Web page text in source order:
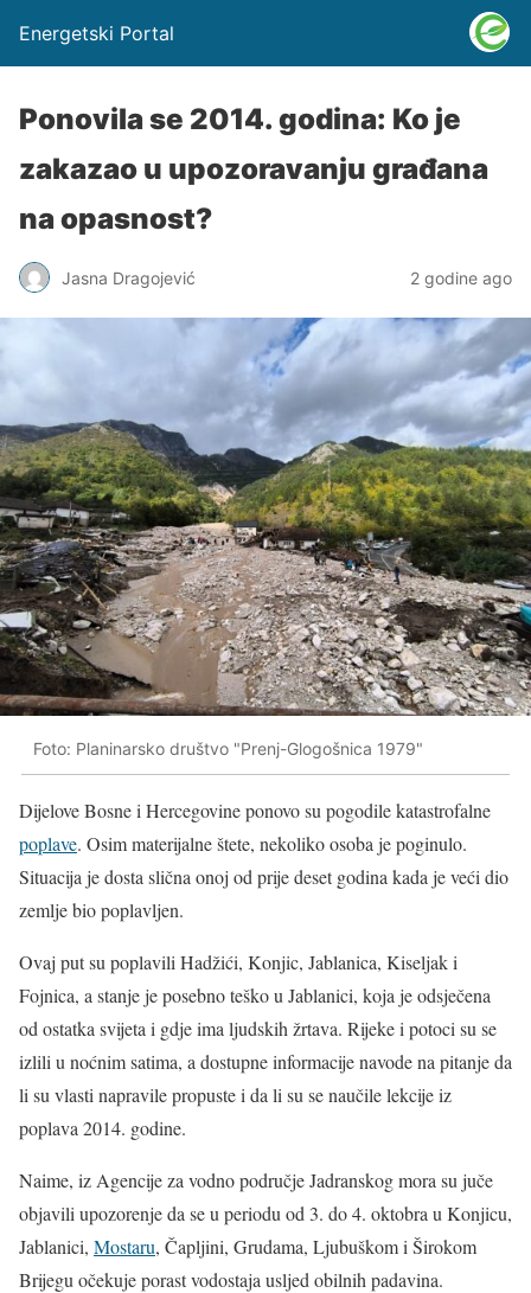
Energetski Portal
Ponovila se 2014. godina: Ko je
zakazao u upozoravanju građana
na opasnost?
Jasna Dragojević 2 godine ago
Foto: Planinarsko društvo "Prenj-Glogošnica 1979"
Dijelove Bosne i Hercegovine ponovo su pogodile katastrofalne
poplave. Osim materijalne štete, nekoliko osoba je poginulo.
Situacija je dosta slična onoj od prije deset godina kada je veći dio
zemlje bio poplavljen.
Ovaj put su poplavili Hadžići, Konjic, Jablanica, Kiseljak i
Fojnica, a stanje je posebno teško u Jablanici, koja je odsječena
od ostatka svijeta i gdje ima ljudskih žrtava. Rijeke i potoci su se
izlili u noćnim satima, a dostupne informacije navode na pitanje da
li su vlasti napravile propuste i da li su se naučile lekcije iz
poplava 2014. godine.
Naime, iz Agencije za vodno područje Jadranskog mora su juče
objavili upozorenje da se u periodu od 3. do 4. oktobra u Konjicu,
Jablanici, Mostaru, Čapljini, Grudama, Ljubuškom i Širokom
Brijegu očekuje porast vodostaja usljed obilnih padavina.